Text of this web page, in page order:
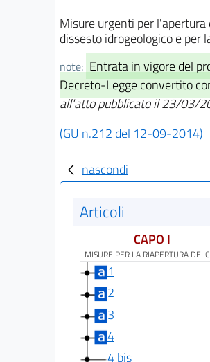
Misure urgenti per
dissesto idrogeologico e
note: Entrata in vigore del
Decreto-Legge convertito
all'atto pubblicato il 23/03/
(GU n.212 del 12-09-2014)
nascondi
Articoli
CAPO I
MISURE PER LA RIAPERTURA DEI
1
2
3
4
4 bis